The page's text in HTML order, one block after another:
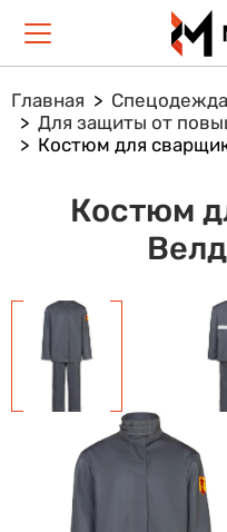
Главная Спецодежда
Для защиты от
Костюм для
Костюм